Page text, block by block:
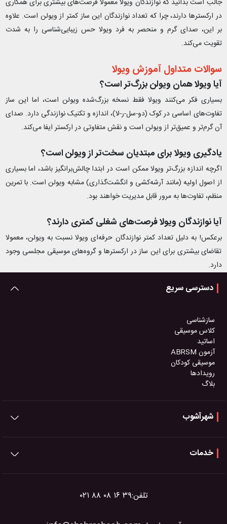
در ارکسترها دارند، چرا که تعداد نوازندگان این ساز کمتر از ویولن است. علاوه
بر این، صدای گرم و منحصر به فرد ویولا حس زیبایی‌شناسی را به شدت
تقویت می‌کند.
سوالات متداول آموزش ویولا
آیا ویولا همان ویولن بزرگ‌تر است؟
بسیاری فکر می‌کنند ویولا فقط نسخه بزرگ‌شده ویولن است، اما این ساز
تفاوت‌های اساسی در کوک (دو-سل-ر-لا)، اندازه و تکنیک نوازندگی دارد. صدای
آن گرم‌تر و عمیق‌تر از ویولن است و نقش متفاوتی در ارکستر ایفا می‌کند.
یادگیری ویولا برای مبتدیان سخت‌تر از ویولن است؟
اگرچه اندازه بزرگ‌تر ویولا ممکن است در ابتدا چالش‌برانگیز باشد، اما بسیاری
از اصول اولیه (مانند آرشه‌کشی و انگشت‌گذاری) مشابه ویولن است. با تمرین
منظم، تفاوت‌ها به مرور قابل مدیریت خواهند بود.
آیا نوازندگان ویولا فرصت‌های شغلی کمتری دارند؟
برعکس! به دلیل تعداد کمتر نوازندگان حرفه‌ای ویولا نسبت به ویولن، معمولا
تقاضای بیشتری برای این ساز در ارکسترها و گروه‌های موسیقی مجلسی وجود
دارد.
تلفن:۰۲۱ ۸۸ ۰۸ ۱۶ ۳۹
دسترسی سریع
سازشناسی
کلاس موسیقی
اساتید
آزمون ABRSM
موسیقی کودکان
رویدادها
بلاگ
شهرآشوب
خدمات